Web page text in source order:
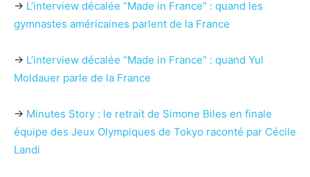
→ L’interview décalée “Made in France” : quand les
gymnastes américaines parlent de la France
→ L’interview décalée “Made in France” : quand Yul
Moldauer parle de la France
→ Minutes Story : le retrait de Simone Biles en finale
équipe des Jeux Olympiques de Tokyo raconté par Cécile
Landi